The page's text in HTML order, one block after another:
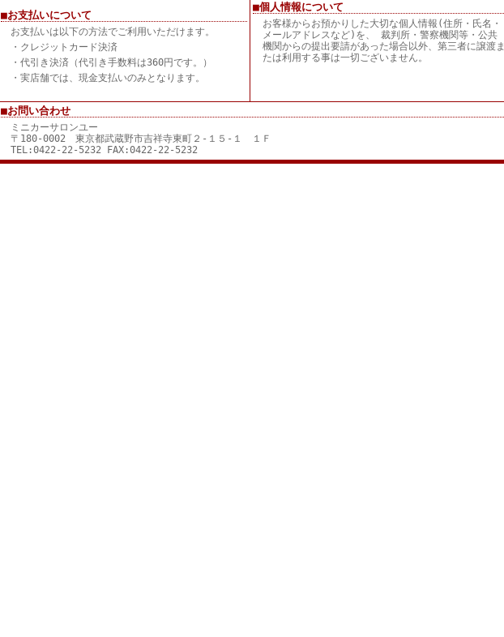
■お支払いについて
お支払いは以下の方法でご利用いただけます。
・クレジットカード決済
・代引き決済（代引き手数料は360円です。）
・実店舗では、現金支払いのみとなります。
■個人情報について
お客様からお預かりした大切な個人情報(住所・氏名・
メールアドレスなど)を、 裁判所・警察機関等・公共
機関からの提出要請があった場合以外、第三者に譲渡ま
たは利用する事は一切ございません。
■お問い合わせ
ミニカーサロンユー
〒180-0002 東京都武蔵野市吉祥寺東町２-１５-１ １Ｆ
TEL:0422-22-5232 FAX:0422-22-5232